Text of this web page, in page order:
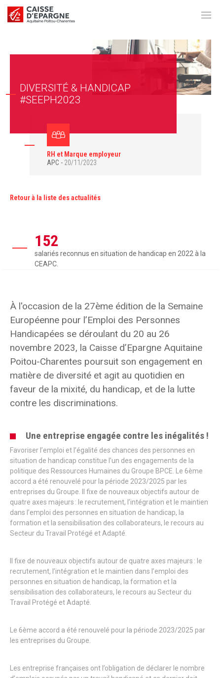
DIVERSITÉ & HANDICAP
#SEEPH2023
RH et Marque employeur
APC
20/11/2023
Retour à la liste des actualités
À l'occasion de la 27ème édition de la Semaine
Européenne pour l’Emploi des Personnes
Handicapées se déroulant du 20 au 26
novembre 2023, la Caisse d’Epargne Aquitaine
Poitou-Charentes poursuit son engagement en
matière de diversité et agit au quotidien en
faveur de la mixité, du handicap, et de la lutte
contre les discriminations.
Une entreprise engagée contre les inégalités !
Favoriser l’emploi et l’égalité des chances des personnes en
situation de handicap constitue l’un des engagements de la
politique des Ressources Humaines du Groupe BPCE. Le 6ème
accord a été renouvelé pour la période 2023/2025 par les
entreprises du Groupe. Il fixe de nouveaux objectifs autour de
quatre axes majeurs : le recrutement, l’intégration et le maintien
dans l’emploi des personnes en situation de handicap, la
formation et la sensibilisation des collaborateurs, le recours au
Secteur du Travail Protégé et Adapté.
Il fixe de nouveaux objectifs autour de quatre axes majeurs : le
recrutement, l’intégration et le maintien dans l’emploi des
personnes en situation de handicap, la formation et la
sensibilisation des collaborateurs, le recours au Secteur du
Travail Protégé et Adapté.
Le 6ème accord a été renouvelé pour la période 2023/2025 par
les entreprises du Groupe.
Les entreprise françaises ont l’obligation de déclarer le nombre
152
salariés reconnus en situation de handicap en 2022 à la
CEAPC.